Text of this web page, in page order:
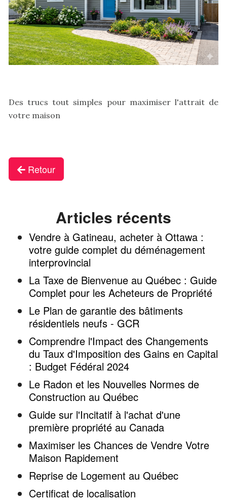
Des trucs tout simples pour maximiser l'attrait de
votre maison
Retour
Articles récents
Vendre à Gatineau, acheter à Ottawa :
votre guide complet du déménagement
interprovincial
La Taxe de Bienvenue au Québec : Guide
Complet pour les Acheteurs de Propriété
Le Plan de garantie des bâtiments
résidentiels neufs - GCR
Comprendre l'Impact des Changements
du Taux d'Imposition des Gains en Capital
: Budget Fédéral 2024
Le Radon et les Nouvelles Normes de
Construction au Québec
Guide sur l'Incitatif à l'achat d'une
première propriété au Canada
Maximiser les Chances de Vendre Votre
Maison Rapidement
Reprise de Logement au Québec
Certificat de localisation